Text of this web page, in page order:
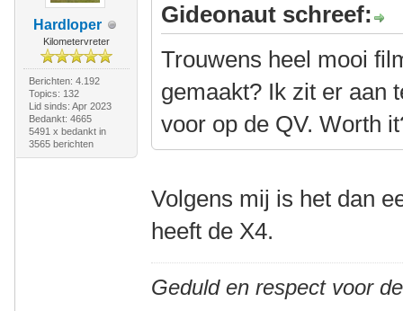
Hardloper
Kilometervreter
Berichten: 4.192
Topics: 132
Lid sinds: Apr 2023
Bedankt: 4665
5491 x bedankt in
3565 berichten
Gideonaut schreef:
Trouwens heel mooi
gemaakt? Ik zit er aan
voor op de QV. Worth
Volgens mij is het dan
heeft de X4.
Geduld en respect voor